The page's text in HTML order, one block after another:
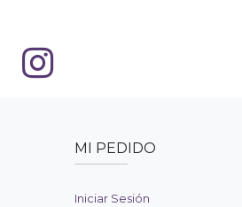
MI PEDIDO
Iniciar Sesión